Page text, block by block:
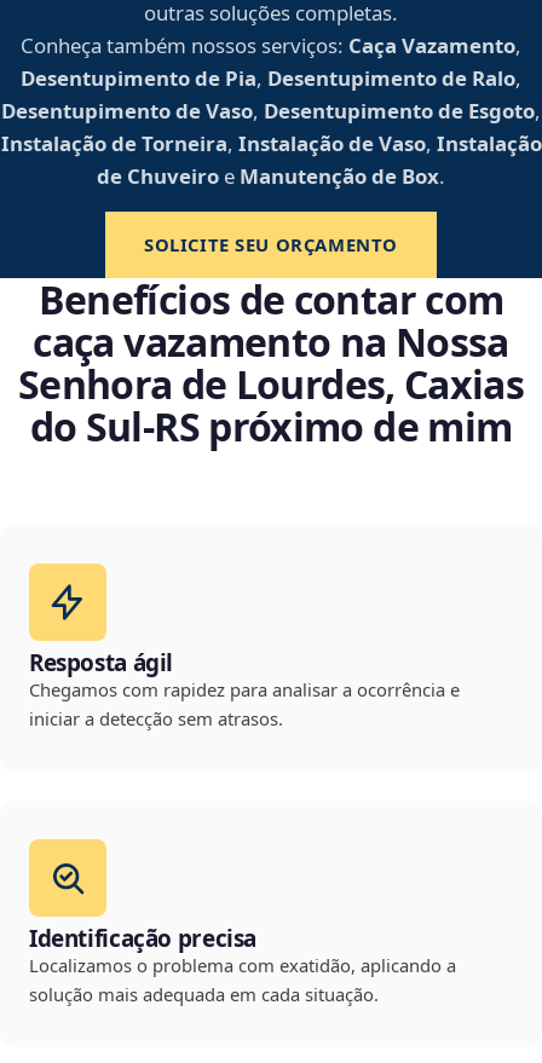
outras soluções completas.
Conheça também nossos serviços: Caça Vazamento,
Desentupimento de Pia, Desentupimento de Ralo,
Desentupimento de Vaso, Desentupimento de Esgoto,
Instalação de Torneira, Instalação de Vaso, Instalação
de Chuveiro e Manutenção de Box.
SOLICITE SEU ORÇAMENTO
Benefícios de contar com
caça vazamento na Nossa
Senhora de Lourdes, Caxias
do Sul‑RS próximo de mim
Resposta ágil
Chegamos com rapidez para analisar a ocorrência e
iniciar a detecção sem atrasos.
Identificação precisa
Localizamos o problema com exatidão, aplicando a
solução mais adequada em cada situação.